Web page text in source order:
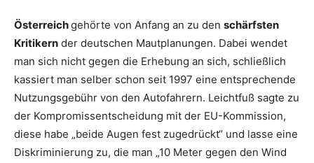
Österreichgehörte von Anfang an zu den schärfsten
Kritikern der deutschen Mautplanungen. Dabei wendet
man sich nicht gegen die Erhebung an sich, schließlich
kassiert man selber schon seit 1997 eine entsprechende
Nutzungsgebühr von den Autofahrern. Leichtfuß sagte zu
der Kompromissentscheidung mit der EU-Kommission,
diese habe „beide Augen fest zugedrückt“ und lasse eine
Diskriminierung zu, die man „10 Meter gegen den Wind